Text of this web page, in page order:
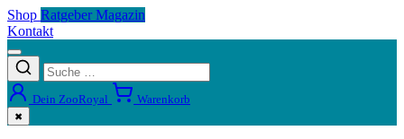
Shop Ratgeber Magazin
Kontakt
Dein ZooRoyal Warenkorb
✖